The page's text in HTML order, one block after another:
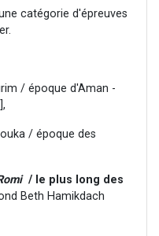
catégorie d'épreuves
/ époque d'Aman -
/ époque des
/ le plus long des
Beth Hamikdach